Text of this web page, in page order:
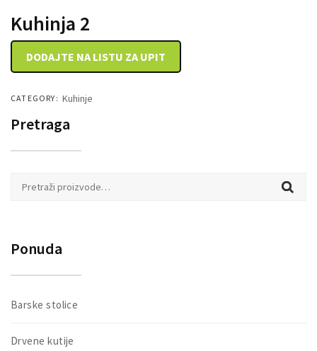
Kuhinja 2
DODAJTE NA LISTU ZA UPIT
CATEGORY: Kuhinje
Pretraga
Pretraži:
Ponuda
Barske stolice
Drvene kutije